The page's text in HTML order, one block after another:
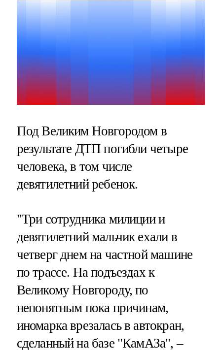
Под Великим Новгородом в
результате ДТП погибли четыре
человека, в том числе
девятилетний ребенок.
"Три сотрудника милиции и
девятилетний мальчик ехали в
четверг днем на частной машине
по трассе. На подъездах к
Великому Новгороду, по
непонятным пока причинам,
иномарка врезалась в автокран,
сделанный на базе "КамАЗа", –